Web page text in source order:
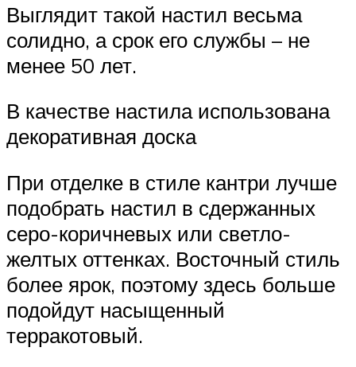
Выглядит такой настил весьма
солидно, а срок его службы – не
менее 50 лет.
В качестве настила использована
декоративная доска
При отделке в стиле кантри лучше
подобрать настил в сдержанных
серо-коричневых или светло-
желтых оттенках. Восточный стиль
более ярок, поэтому здесь больше
подойдут насыщенный
терракотовый.